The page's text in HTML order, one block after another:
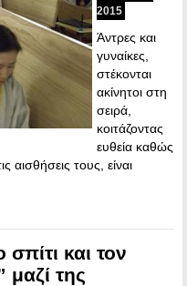
2015
Άντρες και
γυναίκες,
στέκονται
ακίνητοι στη
σειρά,
κοιτάζοντας
ευθεία καθώς
αισθήσεις τους, είναι
και τον
μαζί της